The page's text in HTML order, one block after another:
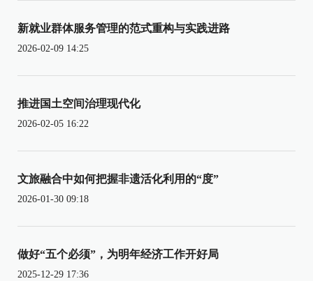
新就业群体服务管理的范式重构与实践进路
2026-02-09 14:25
推进国土空间治理现代化
2026-02-05 16:22
文旅融合中如何把握非遗活化利用的“度”
2026-01-30 09:18
做好“五个必须”，为明年经济工作开好局
2025-12-29 17:36